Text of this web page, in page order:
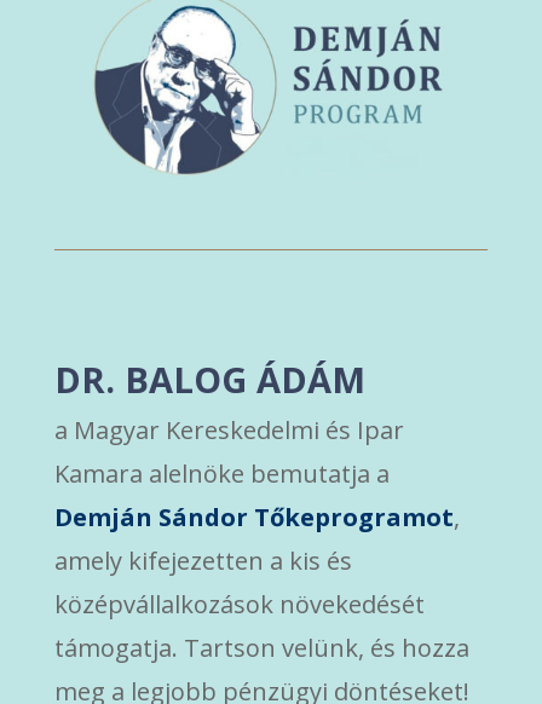
DR. BALOG ÁDÁM
a Magyar Kereskedelmi és Ipar
Kamara alelnöke bemutatja a
Demján Sándor Tőkeprogramot,
amely kifejezetten a kis és
középvállalkozások növekedését
támogatja. Tartson velünk, és hozza
meg a legjobb pénzügyi döntéseket!